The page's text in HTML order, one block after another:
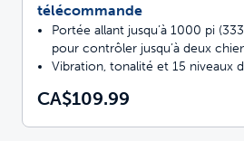
télécommande
Portée allant jusqu’à 1000 pi
pour contrôler jusqu’à deux
Vibration, tonalité et 15 niveaux
CA$109.99